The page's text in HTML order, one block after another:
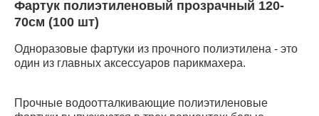
Фартук полиэтиленовый прозрачный 120-
70см (100 шт)
Одноразовые фартуки из прочного полиэтилена - это
один из главных аксессуаров парикмахера.
Прочные водоотталкивающие полиэтиленовые